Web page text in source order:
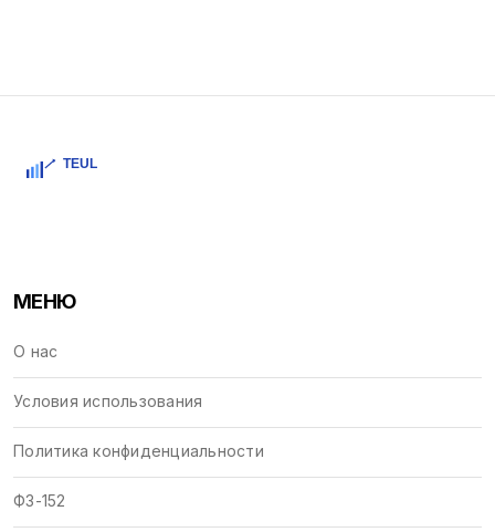
МЕНЮ
О нас
Условия использования
Политика конфиденциальности
ФЗ-152